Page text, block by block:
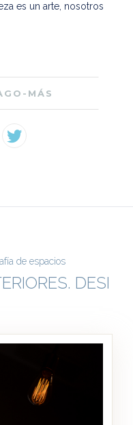
es un arte, nosotros
MÁS
de espacios
DESI